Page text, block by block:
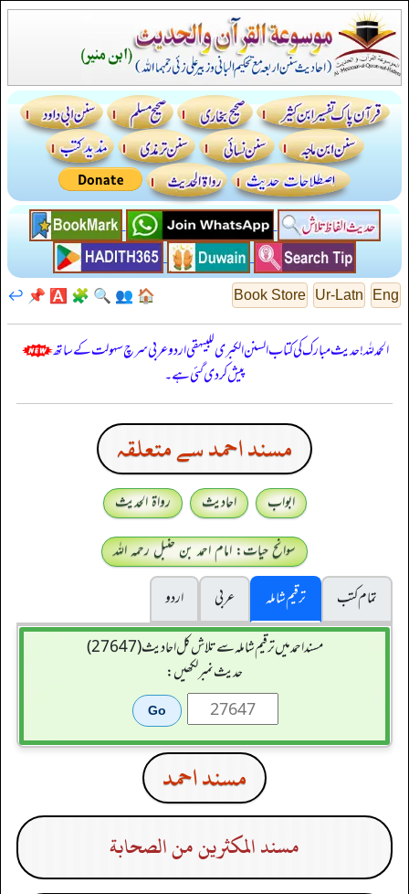
Eng
Ur-Latn
Book Store
🏠
👥
🔍
🧩
🅰️
📌
↩️
الحمدللہ! حدیث مبارک کی کتاب السنن الكبرى للبيهقي اردو عربی سرچ سہولت کے ساتھ
پیش کر دی گئی ہے۔
مسند احمد سے متعلقہ
ابواب احادیث
رواۃ الحدیث
سوانح حیات: امام احمد بن حنبل رحمہ اللہ
تمام کتب
ترقیم شاملہ عربی
اردو
مسند احمد میں ترقیم شاملہ سے تلاش کل احادیث (27647)
حدیث نمبر لکھیں:
مسند احمد
مسند المكثرين من الصحابة